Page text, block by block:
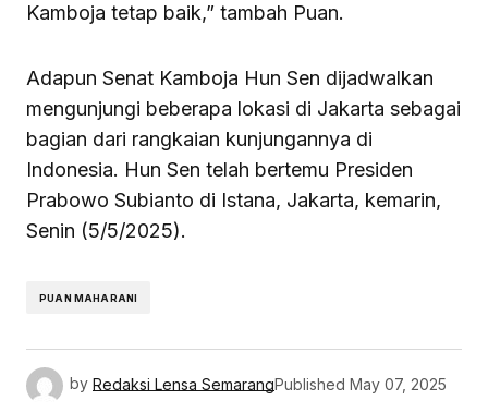
Kamboja tetap baik,” tambah Puan.
Adapun Senat Kamboja Hun Sen dijadwalkan
mengunjungi beberapa lokasi di Jakarta sebagai
bagian dari rangkaian kunjungannya di
Indonesia. Hun Sen telah bertemu Presiden
Prabowo Subianto di Istana, Jakarta, kemarin,
Senin (5/5/2025).
PUAN MAHARANI
by Redaksi Lensa SemarangPublished May 07, 2025